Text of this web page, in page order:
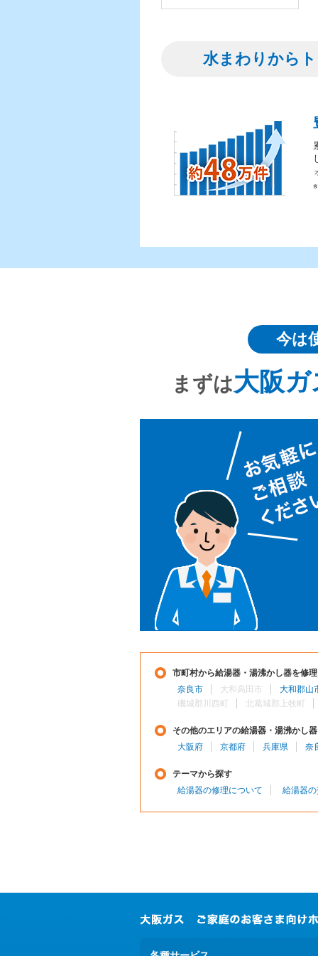
水まわりから
今は
まずは大阪
市町村から給湯器・湯沸かし器を修
奈良市
大和高田市
大和郡山
磯城郡川西町
北葛城郡上牧町
その他のエリアの給湯器・湯沸かし
大阪府
京都府 兵庫県 奈
テーマから探す
給湯器の修理について
給湯器